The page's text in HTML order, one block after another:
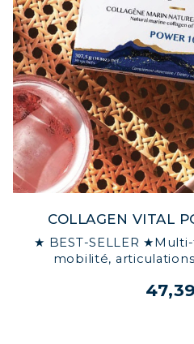
COLLAGEN VITAL
★ BEST-SELLER
mobilité,